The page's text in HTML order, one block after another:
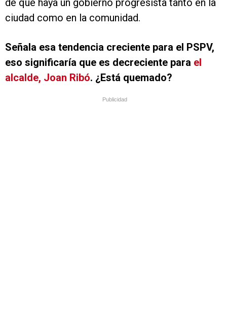
de que haya un gobierno progresista tanto en la
ciudad como en la comunidad.
Señala esa tendencia creciente para el PSPV,
eso significaría que es decreciente para el
alcalde, Joan Ribó. ¿Está quemado?
Publicidad